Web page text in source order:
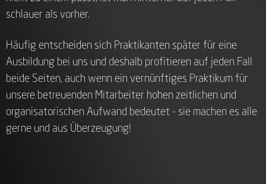
schlauer als vorher.
Häufig entscheiden sich Praktikanten später für eine
Ausbildung bei uns und deshalb profitieren auf jeden Fall
beide Seiten, auch wenn ein vernünftiges Praktikum für
unsere betreuenden Mitarbeiter hohen zeitlichen und
organisatorischen Aufwand bedeutet - sie machen es alle
gerne und aus Überzeugung!